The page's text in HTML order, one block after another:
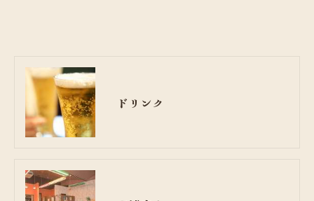
個人情報の開示･訂正･削除・利用停止の具体的手続
きにつきましては、お電話でお問合せ下さい。
ドリンク